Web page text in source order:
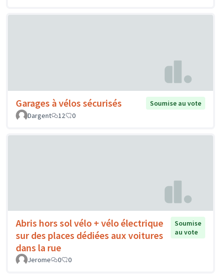
Garages à vélos sécurisés
Soumise au vote
Dargent
12 0
Abris hors sol vélo + vélo électrique
sur des places dédiées aux voitures
dans la rue
Soumise
au vote
Jerome 0 0